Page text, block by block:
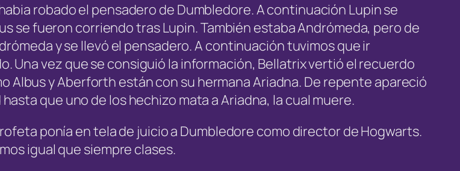
robado el pensadero de Dumbledore. A continuación Lupin se
se fueron corriendo tras Lupin. También estaba Andrómeda, pero de
y se llevó el pensadero. A continuación tuvimos que ir
Una vez que se consiguió la información, Bellatrix vertió el recuerdo
Albus y Aberforth están con su hermana Ariadna. De repente apareció
que uno de los hechizo mata a Ariadna, la cual muere.
ponía en tela de juicio a Dumbledore como director de Hogwarts.
igual que siempre clases.